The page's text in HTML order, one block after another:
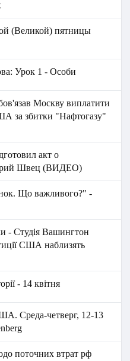
(Великой) пятницы
Урок 1 - Особи
Москву виплатити
за збитки "Нафтогазу"
акт о
Швец (ВИДЕО)
Що важливого?" -
- Студія Вашингтон
США наблизять
- 14 квітня
Среда-четверг, 12-13
поточних втрат рф